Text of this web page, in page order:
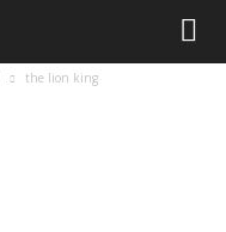
the lion king